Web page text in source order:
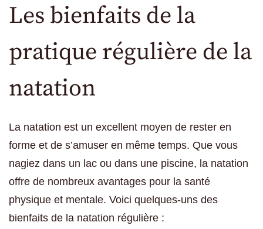
Les bienfaits de la
pratique régulière de la
natation
La natation est un excellent moyen de rester en
forme et de s’amuser en même temps. Que vous
nagiez dans un lac ou dans une piscine, la natation
offre de nombreux avantages pour la santé
physique et mentale. Voici quelques-uns des
bienfaits de la natation régulière :